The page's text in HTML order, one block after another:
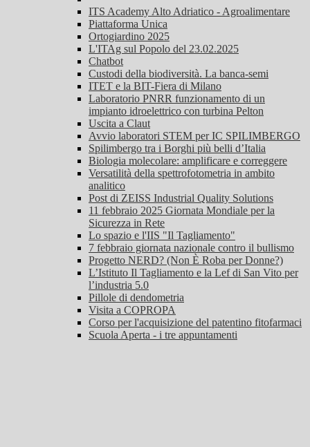
ITS Academy Alto Adriatico - Agroalimentare
Piattaforma Unica
Ortogiardino 2025
L'ITAg sul Popolo del 23.02.2025
Chatbot
Custodi della biodiversità. La banca-semi
ITET e la BIT-Fiera di Milano
Laboratorio PNRR funzionamento di un
impianto idroelettrico con turbina Pelton
Uscita a Claut
Avvio laboratori STEM per IC SPILIMBERGO
Spilimbergo tra i Borghi più belli d’Italia
Biologia molecolare: amplificare e correggere
Versatilità della spettrofotometria in ambito
analitico
Post di ZEISS Industrial Quality Solutions
11 febbraio 2025 Giornata Mondiale per la
Sicurezza in Rete
Lo spazio e l'IIS "Il Tagliamento"
7 febbraio giornata nazionale contro il bullismo
Progetto NERD? (Non È Roba per Donne?)
L’Istituto Il Tagliamento e la Lef di San Vito per
l’industria 5.0
Pillole di dendometria
Visita a COPROPA
Corso per l'acquisizione del patentino fitofarmaci
Scuola Aperta - i tre appuntamenti